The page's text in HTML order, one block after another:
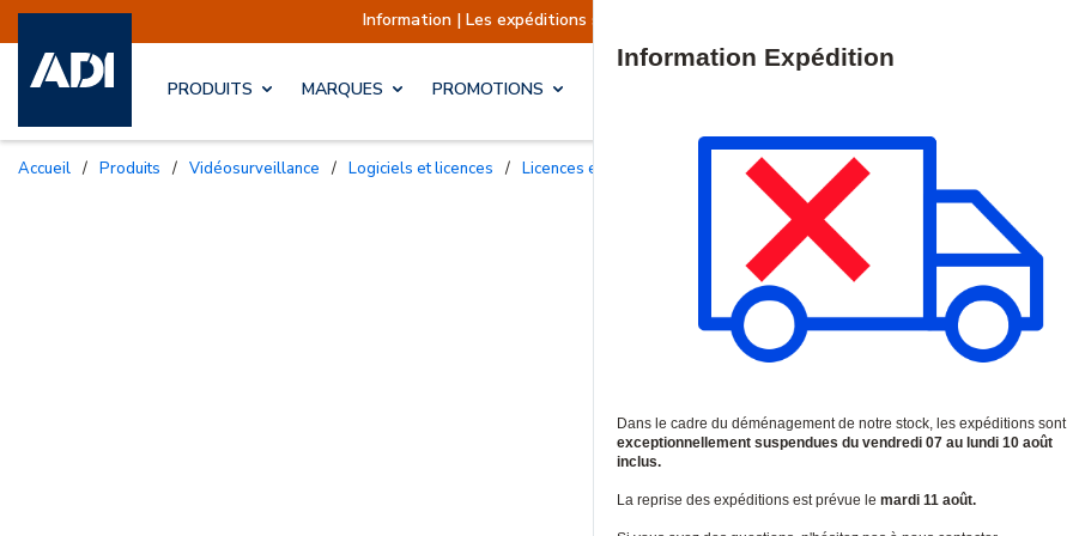
Information | Les expéditions sont actuellement suspendues Reprise prévue le
PRODUITS MARQUES PROMOTIONS
Accueil / Produits / Vidéosurveillance / Logiciels et licences / Licences et garanties